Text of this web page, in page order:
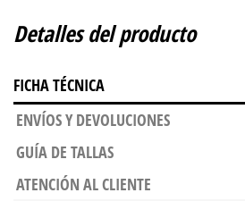
Detalles del producto
FICHA TÉCNICA
ENVÍOS Y DEVOLUCIONES
GUÍA DE TALLAS
ATENCIÓN AL CLIENTE